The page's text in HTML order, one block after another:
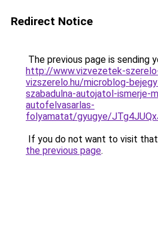
Redirect Notice
The previous page is sending
http://www.vizvezetek-
vizszerelo.hu/microblog-
szabadulna-autojatol-ismerje-
autofelvasarlas-
folyamatat/gyugye/
If you do not want to visit that
the previous page.